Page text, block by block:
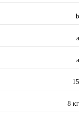
b
a
a
15
8 кг